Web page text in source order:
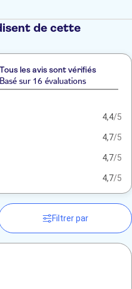
de cette
Tous les avis sont vérifiés
Basé sur 16 évaluations
4,4/5
4,7/5
4,7/5
4,7/5
Filtrer par